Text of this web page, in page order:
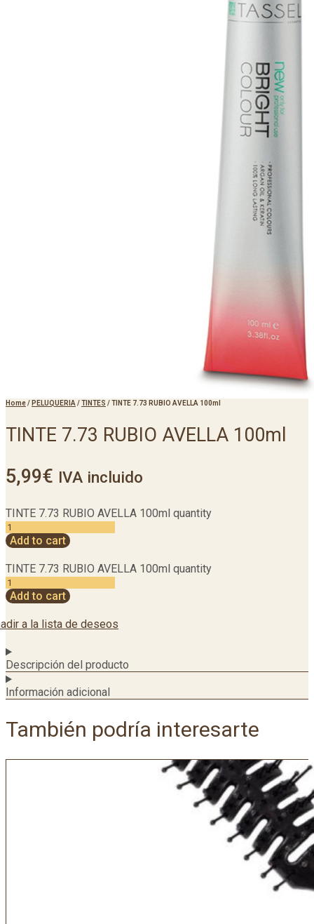
Home/ PELUQUERIA /TINTES /TINTE 7.73 RUBIO AVELLA 100ml
TINTE 7.73 RUBIO AVELLA 100ml
5,99€ IVA incluido
TINTE 7.73 RUBIO AVELLA 100ml quantity
Add to cart
TINTE 7.73 RUBIO AVELLA 100ml quantity
Add to cart
a la lista de deseos
Descripción del producto
Información adicional
También podría interesarte